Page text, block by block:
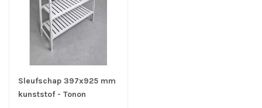
Sleufschap 397x925 mm
kunststof - Tonon